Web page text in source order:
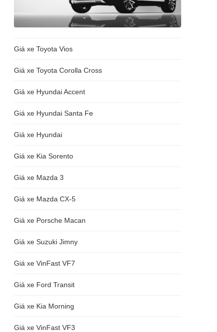
Giá xe Toyota Vios
Giá xe Toyota Corolla Cross
Giá xe Hyundai Accent
Giá xe Hyundai Santa Fe
Giá xe Hyundai
Giá xe Kia Sorento
Giá xe Mazda 3
Giá xe Mazda CX-5
Giá xe Porsche Macan
Giá xe Suzuki Jimny
Giá xe VinFast VF7
Giá xe Ford Transit
Giá xe Kia Morning
Giá xe VinFast VF3